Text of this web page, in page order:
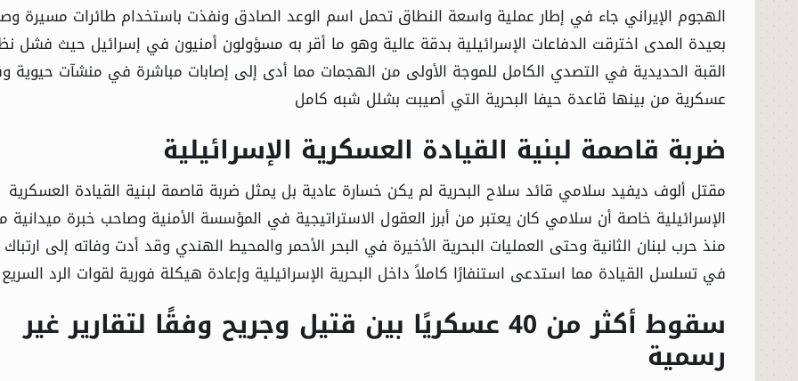
الهجوم الإيراني جاء في إطار عملية واسعة النطاق تحمل اسم الوعد الصادق ونفذت باستخدام طائرات مسيرة
بعيدة المدى اخترقت الدفاعات الإسرائيلية بدقة عالية وهو ما أقر به مسؤولون أمنيون في إسرائيل حيث فشل
القبة الحديدية في التصدي الكامل للموجة الأولى من الهجمات مما أدى إلى إصابات مباشرة في منشآت حيوية
عسكرية من بينها قاعدة حيفا البحرية التي أصيبت بشلل شبه كامل
ضربة قاصمة لبنية القيادة العسكرية الإسرائيلية
مقتل ألوف ديفيد سلامي قائد سلاح البحرية لم يكن خسارة عادية بل يمثل ضربة قاصمة لبنية القيادة العسكرية
الإسرائيلية خاصة أن سلامي كان يعتبر من أبرز العقول الاستراتيجية في المؤسسة الأمنية وصاحب خبرة ميدانية
منذ حرب لبنان الثانية وحتى العمليات البحرية الأخيرة في البحر الأحمر والمحيط الهندي وقد أدت وفاته إلى
في تسلسل القيادة مما استدعى استنفارًا كاملاً داخل البحرية الإسرائيلية وإعادة هيكلة فورية لقوات الرد السريع
سقوط أكثر من 40 عسكريًا بين قتيل وجريح وفقًا لتقارير غير
رسمية